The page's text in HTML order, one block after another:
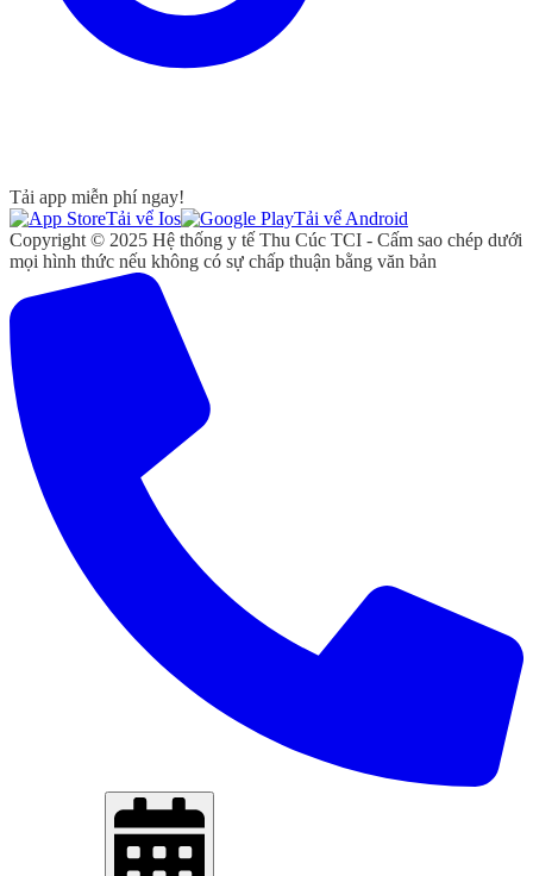
Tải app miễn phí ngay!
Tải vể Ios
Tải vể Android
Copyright © 2025 Hệ thống y tế Thu Cúc TCI - Cấm sao chép dưới
mọi hình thức nếu không có sự chấp thuận bằng văn bản